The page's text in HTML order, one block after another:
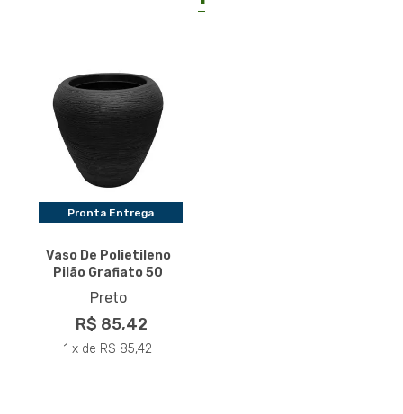
Pronta Entrega
Vaso De Polietileno
Pilão Grafiato 50
Preto
R$ 85,42
1 x de R$ 85,42